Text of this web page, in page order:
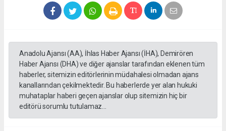
Anadolu Ajansı (AA), İhlas Haber Ajansı (İHA), Demirören
Haber Ajansı (DHA) ve diğer ajanslar tarafından eklenen tüm
haberler, sitemizin editörlerinin müdahalesi olmadan ajans
kanallarından çekilmektedir. Bu haberlerde yer alan hukuki
muhataplar haberi geçen ajanslar olup sitemizin hiç bir
editörü sorumlu tutulamaz...